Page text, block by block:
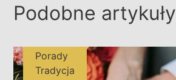
Podobne artykuły
Porady
Tradycja